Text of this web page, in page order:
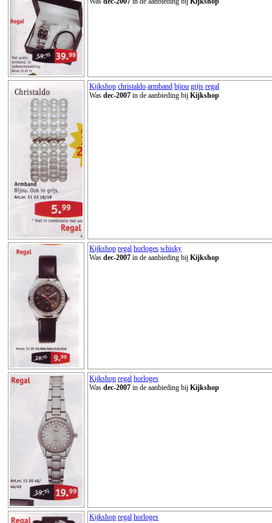
Kijkshop christaldo armband bijou grijs regal
Was dec-2007 in de aanbieding bij Kijkshop
Kijkshop regal horloges whisky
Was dec-2007 in de aanbieding bij Kijkshop
Kijkshop regal horloges
Was dec-2007 in de aanbieding bij Kijkshop
Kijkshop regal horloges